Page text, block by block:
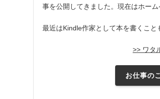
事を公開してきました。現在はホー
最近はKindle作家として本を書くこと
>> ワタ
お仕事の